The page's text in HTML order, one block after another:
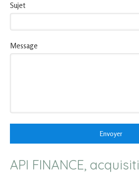
Sujet
Message
Envoyer
API FINANCE,